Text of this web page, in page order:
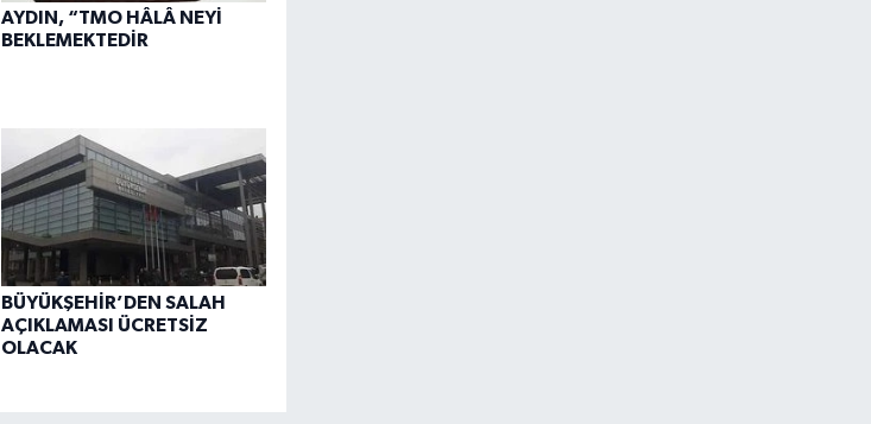
AYDIN, “TMO HÂLÂ NEYİ
BEKLEMEKTEDİR
BÜYÜKŞEHİR’DEN SALAH
AÇIKLAMASI ÜCRETSİZ
OLACAK